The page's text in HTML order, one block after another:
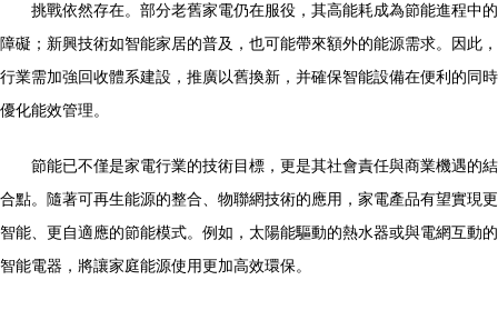
挑戰依然存在。部分老舊家電仍在服役，其高能耗成為節能進程中的
障礙；新興技術如智能家居的普及，也可能帶來額外的能源需求。因此，
行業需加強回收體系建設，推廣以舊換新，并確保智能設備在便利的同時
優化能效管理。
節能已不僅是家電行業的技術目標，更是其社會責任與商業機遇的結
合點。隨著可再生能源的整合、物聯網技術的應用，家電產品有望實現更
智能、更自適應的節能模式。例如，太陽能驅動的熱水器或與電網互動的
智能電器，將讓家庭能源使用更加高效環保。